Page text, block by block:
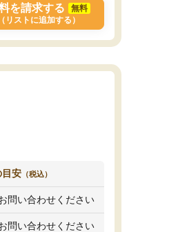
を請求する
無料
（リストに追加する）
目安 （税込）
問い合わせください
問い合わせください